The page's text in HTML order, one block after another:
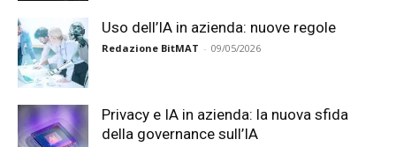
Uso dell’IA in azienda: nuove regole
Redazione BitMAT - 09/05/2026
Privacy e IA in azienda: la nuova sfida
della governance sull’IA